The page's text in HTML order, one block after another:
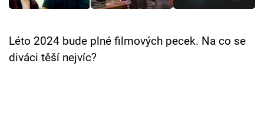
Léto 2024 bude plné filmových pecek. Na co se
diváci těší nejvíc?